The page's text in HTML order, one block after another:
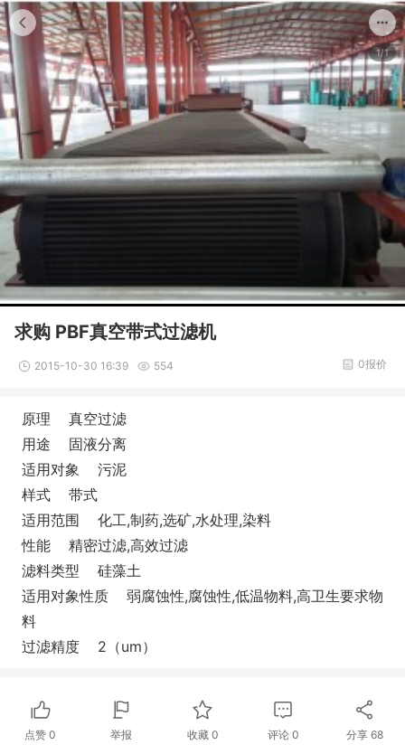
1/1
求购 PBF真空带式过滤机
2015-10-30 16:39 554 0报价
原理 真空过滤
用途 固液分离
适用对象 污泥
样式 带式
适用范围 化工,制药,选矿,水处理,染料
性能 精密过滤,高效过滤
滤料类型 硅藻土
适用对象性质 弱腐蚀性,腐蚀性,低温物料,高卫生要求物
料
过滤精度 2（um）
点赞0 举报 收藏 0 评论0 分享 68